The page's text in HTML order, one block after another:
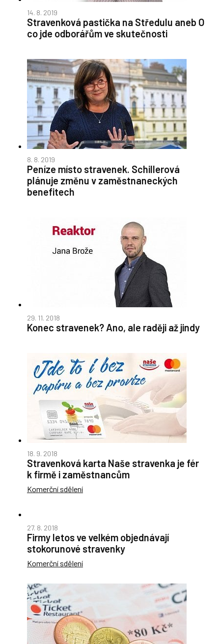
14. 8. 2019
Stravenková pastička na Středulu aneb O
co jde odborářům ve skutečnosti
8. 8. 2019
Peníze místo stravenek. Schillerová
plánuje změnu v zaměstnaneckých
benefitech
29. 11. 2018
Konec stravenek? Ano, ale raději až jindy
18. 9. 2018
Stravenková karta Naše stravenka je fér
k firmě i zaměstnancům
Komerční sdělení
27. 8. 2018
Firmy letos ve velkém objednávají
stokorunové stravenky
Komerční sdělení